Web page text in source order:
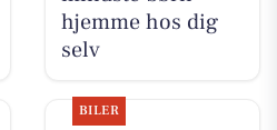
hjemme hos dig
selv
BILER